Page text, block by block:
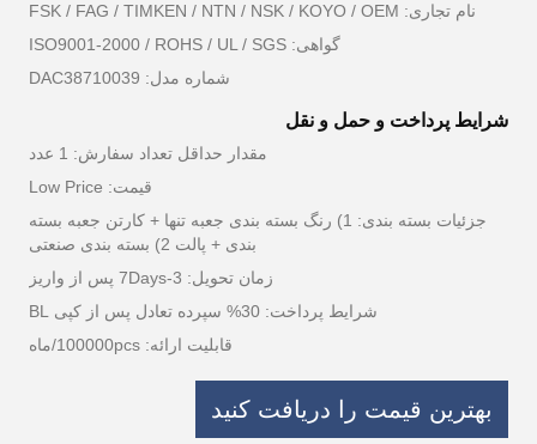
نام تجاری: FSK / FAG / TIMKEN / NTN / NSK / KOYO / OEM
گواهی: ISO9001-2000 / ROHS / UL / SGS
شماره مدل: DAC38710039
شرایط پرداخت و حمل و نقل
مقدار حداقل تعداد سفارش: 1 عدد
قیمت: Low Price
جزئیات بسته بندی: 1) رنگ بسته بندی جعبه تنها + کارتن جعبه بسته
بندی + پالت 2) بسته بندی صنعتی
زمان تحویل: 3-7Days پس از واریز
شرایط پرداخت: 30% سپرده تعادل پس از کپی BL
قابلیت ارائه: 100000pcs/ماه
بهترین قیمت را دریافت کنید